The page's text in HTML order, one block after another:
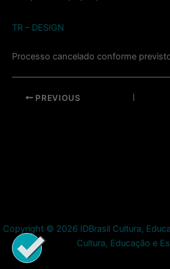
TR – DESIGN
Processo cancelado conforme
Post PREVIOUS
Copyright © 2026 IDBrasil Cultura,
Cultura, Educação e